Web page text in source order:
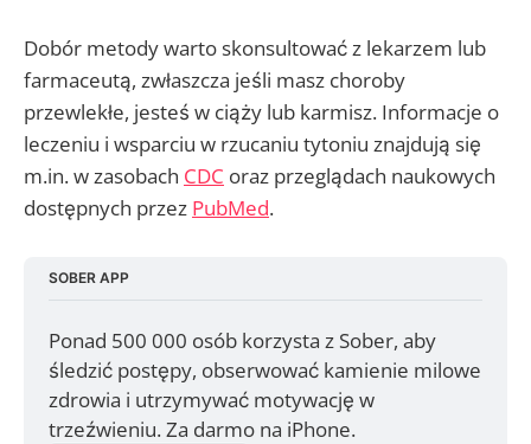
Dobór metody warto skonsultować z lekarzem lub
farmaceutą, zwłaszcza jeśli masz choroby
przewlekłe, jesteś w ciąży lub karmisz. Informacje o
leczeniu i wsparciu w rzucaniu tytoniu znajdują się
m.in. w zasobach CDC oraz przeglądach naukowych
dostępnych przez PubMed.
SOBER APP
Ponad 500 000 osób korzysta z Sober, aby
śledzić postępy, obserwować kamienie milowe
zdrowia i utrzymywać motywację w
trzeźwieniu. Za darmo na iPhone.